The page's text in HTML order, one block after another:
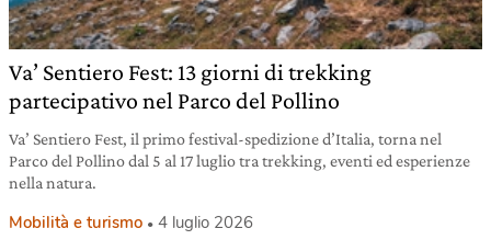
Va’ Sentiero Fest: 13 giorni di trekking
partecipativo nel Parco del Pollino
Va’ Sentiero Fest, il primo festival-spedizione d’Italia, torna nel
Parco del Pollino dal 5 al 17 luglio tra trekking, eventi ed esperienze
nella natura.
Mobilità e turismo 4 luglio 2026